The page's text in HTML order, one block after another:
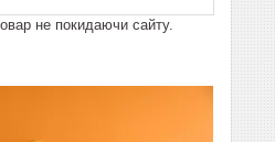
не покидаючи сайту.